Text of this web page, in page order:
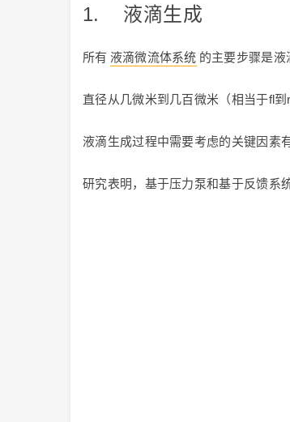
1. 液滴生成
所有 液滴微流体系统 的主要步骤是液
直径从几微米到几百微米（相当于fl
液滴生成过程中需要考虑的关键因素
研究表明，基于压力泵和基于反馈系